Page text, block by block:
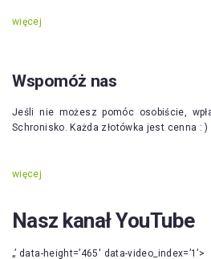
więcej
Wspomóż nas
Jeśli nie możesz pomóc osobiście,
Schronisko. Każda złotówka jest cenna : )
więcej
Nasz kanał YouTube
„’ data-height=’465′ data-video_index=’1’>